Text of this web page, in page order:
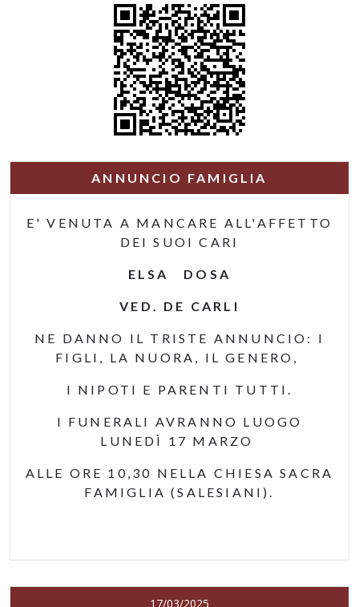
ANNUNCIO FAMIGLIA
E' VENUTA A MANCARE ALL'AFFETTO
DEI SUOI CARI
ELSA DOSA
VED. DE CARLI
NE DANNO IL TRISTE ANNUNCIO: I
FIGLI, LA NUORA, IL GENERO,
I NIPOTI E PARENTI TUTTI.
I FUNERALI AVRANNO LUOGO
LUNEDÌ 17 MARZO
ALLE ORE 10,30 NELLA CHIESA SACRA
FAMIGLIA (SALESIANI).
17/03/2025